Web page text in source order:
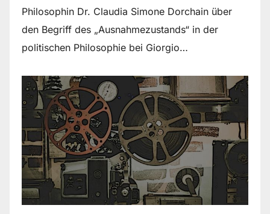
Philosophin Dr. Claudia Simone Dorchain über
den Begriff des „Ausnahmezustands“ in der
politischen Philosophie bei Giorgio…